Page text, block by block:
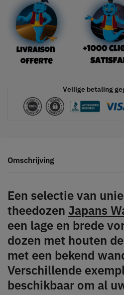
Veilige betaling
Omschrijving
Een selectie van
theedozen Japans
een lage en brede
dozen met houten
met een bekend
Verschillende
beschikbaar om al